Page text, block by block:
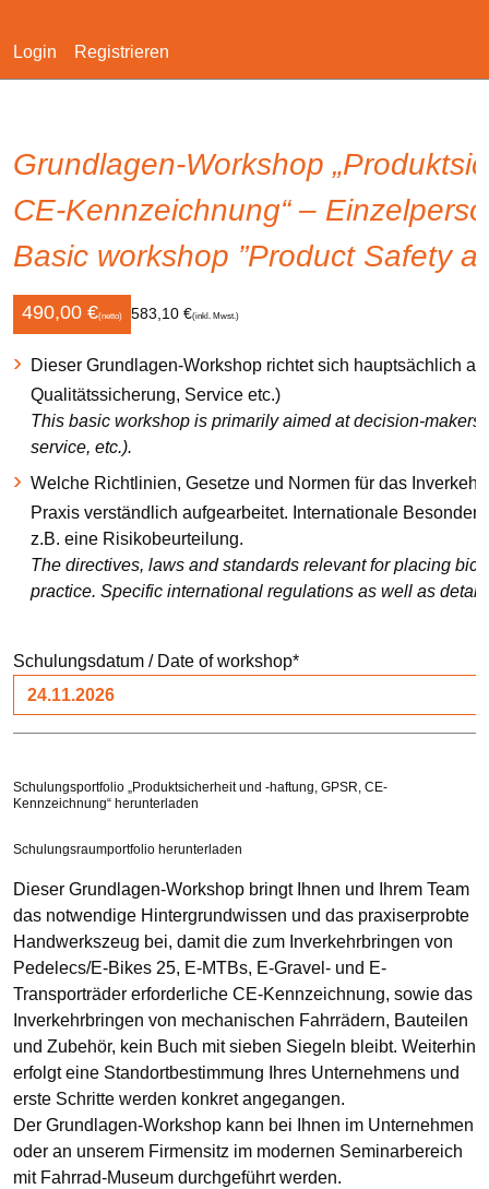
Navigation
überspringen
Login Registrieren
Grundlagen-Workshop
CE-Kennzeichnung“ –
Basic workshop ”Product Safety
490,00 €(netto) 583,10 €(inkl. Mwst.)
Dieser Grundlagen-Workshop richtet sich hauptsächlich
Qualitätssicherung, Service etc.)
This basic workshop is primarily aimed at decision-
service, etc.).
Welche Richtlinien, Gesetze und Normen für das
Praxis verständlich aufgearbeitet. Internationale
z.B. eine Risikobeurteilung.
The directives, laws and standards relevant for placing
practice. Specific international regulations as well as
Pflichtfeld
Schulungsdatum / Date of workshop*
Schulungsportfolio „Produktsicherheit und -haftung, GPSR, CE-
Kennzeichnung“ herunterladen
Schulungsraumportfolio herunterladen
Dieser Grundlagen-Workshop bringt Ihnen und Ihrem Team
das notwendige Hintergrundwissen und das praxiserprobte
Handwerkszeug bei, damit die zum Inverkehrbringen von
Pedelecs/E-Bikes 25, E-MTBs, E-Gravel- und E-
Transporträder erforderliche CE-Kennzeichnung, sowie das
Inverkehrbringen von mechanischen Fahrrädern, Bauteilen
und Zubehör, kein Buch mit sieben Siegeln bleibt. Weiterhin
erfolgt eine Standortbestimmung Ihres Unternehmens und
erste Schritte werden konkret angegangen.
Der Grundlagen-Workshop kann bei Ihnen im Unternehmen
oder an unserem Firmensitz im modernen Seminarbereich
mit Fahrrad-Museum durchgeführt werden.